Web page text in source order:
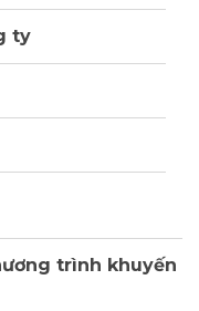
ty
trình khuyến